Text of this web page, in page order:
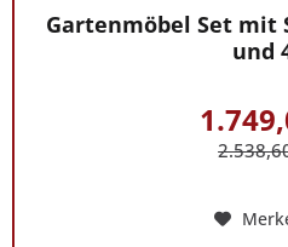
IhnenGartenmöbel Set mit
und